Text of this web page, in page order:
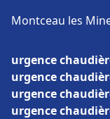
Montceau les
urgence
urgence
urgence
urgence